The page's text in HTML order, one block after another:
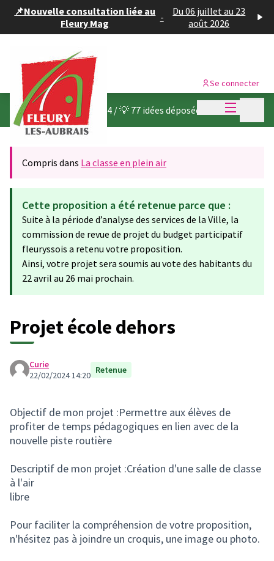
📌Nouvelle consultation liée au
Fleury Mag
-
Du 06 juillet au 23
août 2026
Menu
Se connecter
Budget participatif 2024 /💡 77 idées déposées
Compris dans La classe en plein air
Cette proposition a été retenue parce que :
Suite à la période d’analyse des services de la Ville, la
commission de revue de projet du budget participatif
fleuryssois a retenu votre proposition.
Ainsi, votre projet sera soumis au vote des habitants du
22 avril au 26 mai prochain.
Projet école dehors
Curie
22/02/2024 14:20 Retenue
Objectif de mon projet :Permettre aux élèves de
profiter de temps pédagogiques en lien avec de la
nouvelle piste routière
Descriptif de mon projet :Création d'une salle de classe
à l'air
libre
Pour faciliter la compréhension de votre proposition,
n'hésitez pas à joindre un croquis, une image ou photo.
Panneau de gestion des cookies